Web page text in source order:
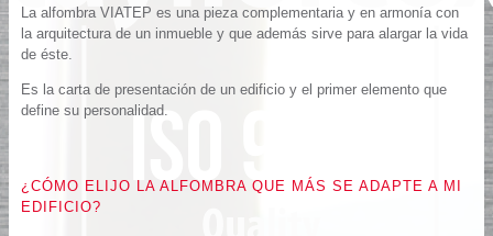
La alfombra VIATEP es una pieza complementaria y en armonía con
la arquitectura de un inmueble y que además sirve para alargar la vida
de éste.
Es la carta de presentación de un edificio y el primer elemento que
define su personalidad.
¿CÓMO ELIJO LA ALFOMBRA QUE MÁS SE ADAPTE A MI
EDIFICIO?